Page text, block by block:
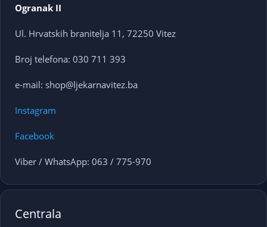
Ogranak II
Ul. Hrvatskih branitelja 11, 72250 Vitez
Broj telefona: 030 711 393
e-mail: shop@ljekarnavitez.ba
Instagram
Facebook
Viber / WhatsApp: 063 / 775-970
Centrala